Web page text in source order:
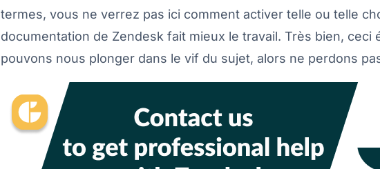
termes, vous ne verrez pas ici comment activer telle ou telle
documentation de Zendesk fait mieux le travail. Très bien, ceci
pouvons nous plonger dans le vif du sujet, alors ne perdons